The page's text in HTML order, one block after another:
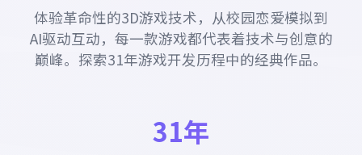
体验革命性的3D游戏技术，从校园恋爱模拟到
AI驱动互动，每一款游戏都代表着技术与创意的
巅峰。探索31年游戏开发历程中的经典作品。
31年